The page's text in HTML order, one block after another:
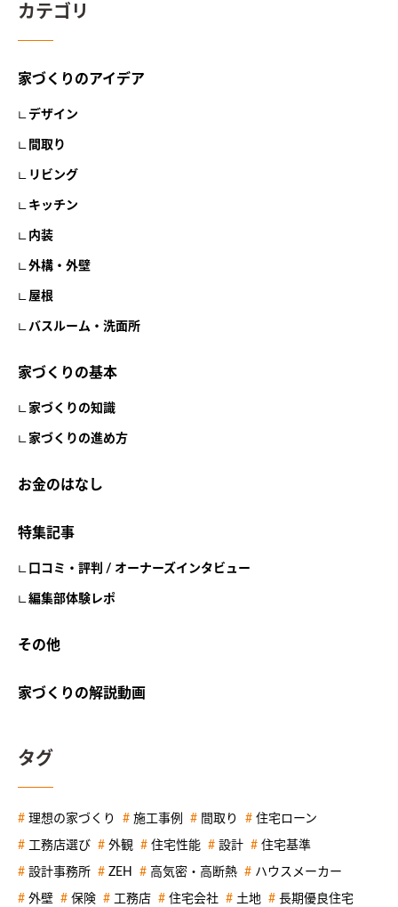
カテゴリ
家づくりのアイデア
デザイン
間取り
リビング
キッチン
内装
外構・外壁
屋根
バスルーム・洗面所
家づくりの基本
家づくりの知識
家づくりの進め方
お金のはなし
特集記事
口コミ・評判 / オーナーズインタビュー
編集部体験レポ
その他
家づくりの解説動画
タグ
理想の家づくり 施工事例 間取り 住宅ローン
工務店選び 外観 住宅性能 設計 住宅基準
設計事務所 ZEH 高気密・高断熱 ハウスメーカー
外壁 保険 工務店 住宅会社 土地 長期優良住宅